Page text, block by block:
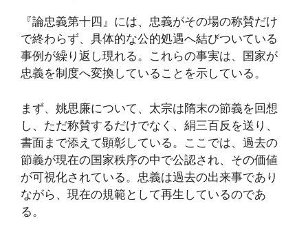
『論忠義第十四』には、忠義がその場の称賛だけ
で終わらず、具体的な公的処遇へ結びついている
事例が繰り返し現れる。これらの事実は、国家が
忠義を制度へ変換していることを示している。
まず、姚思廉について、太宗は隋末の節義を回想
し、ただ称賛するだけでなく、絹三百反を送り、
書面まで添えて顕彰している。ここでは、過去の
節義が現在の国家秩序の中で公認され、その価値
が可視化されている。忠義は過去の出来事であり
ながら、現在の規範として再生しているのであ
る。